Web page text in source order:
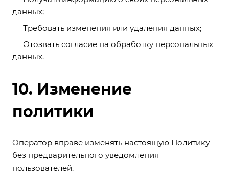
данных;
Требовать изменения или удаления данных;
Отозвать согласие на обработку персональных
данных.
10. Изменение
политики
Оператор вправе изменять настоящую Политику
без предварительного уведомления
пользователей.